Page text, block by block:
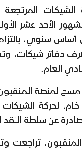
الشيكات
الأحد عشر
أساس سنوي،
دفاتر شيكات،
العام.
لمنصة المنقبون
خام، لحركة
عن سلطة
تراجعت